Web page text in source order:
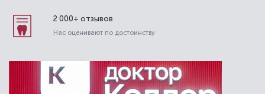
2 000+ отзывов
Нас оценивают по достоинству